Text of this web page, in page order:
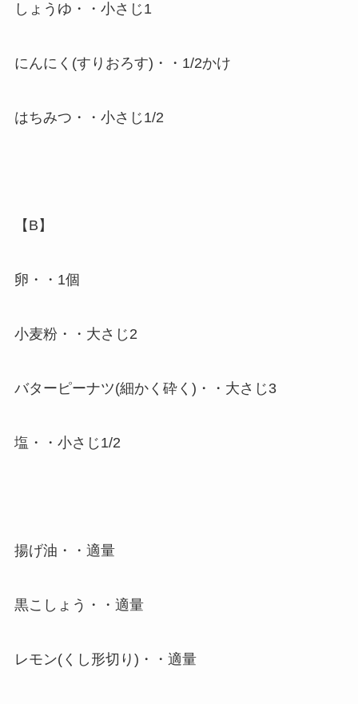
しょうゆ・・小さじ1
にんにく(すりおろす)・・1/2かけ
はちみつ・・小さじ1/2
【B】
卵・・1個
小麦粉・・大さじ2
バターピーナツ(細かく砕く)・・大さじ3
塩・・小さじ1/2
揚げ油・・適量
黒こしょう・・適量
レモン(くし形切り)・・適量